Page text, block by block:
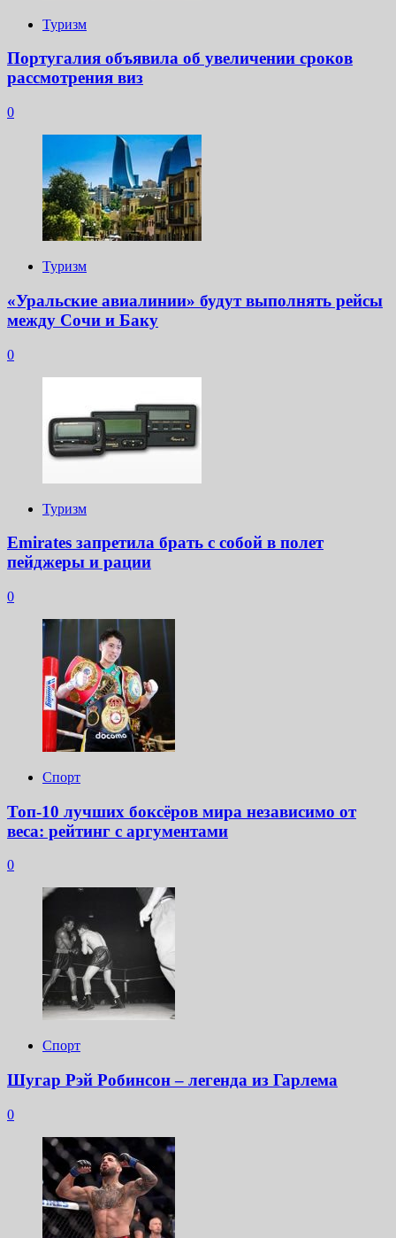
Туризм
Португалия объявила об увеличении сроков
рассмотрения виз
0
Туризм
«Уральские авиалинии» будут выполнять рейсы
между Сочи и Баку
0
Туризм
Emirates запретила брать с собой в полет
пейджеры и рации
0
Спорт
Топ-10 лучших боксёров мира независимо от
веса: рейтинг с аргументами
0
Спорт
Шугар Рэй Робинсон – легенда из Гарлема
0